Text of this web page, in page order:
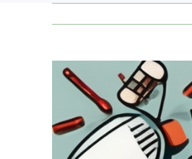
Zeige
grösseres